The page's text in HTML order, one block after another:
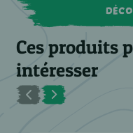
Ces produits
intéresser